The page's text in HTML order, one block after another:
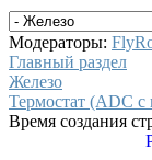
Модераторы:
Главный раздел
Железо
Термостат (ADC
Время создания